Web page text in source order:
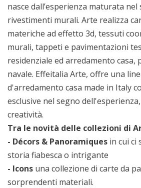
nasce dall’esperienza maturata
rivestimenti murali. Arte realizza
materiche ad effetto 3d, tessuti
murali, tappeti e pavimentazioni
residenziale ed arredamento casa,
navale. Effeitalia Arte, offre una
d'arredamento casa made in Italy
esclusive nel segno
creatività.
Tra le novità delle collezioni di
- Décors & Panoramiques in cui ci
storia fiabesca o intrigante
- Icons una collezione di carte da
sorprendenti materiali.